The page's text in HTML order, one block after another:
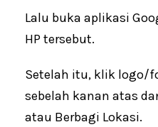
Lalu buka aplikasi
HP tersebut.
Setelah itu, klik logo/
sebelah kanan atas
atau Berbagi Lokasi.